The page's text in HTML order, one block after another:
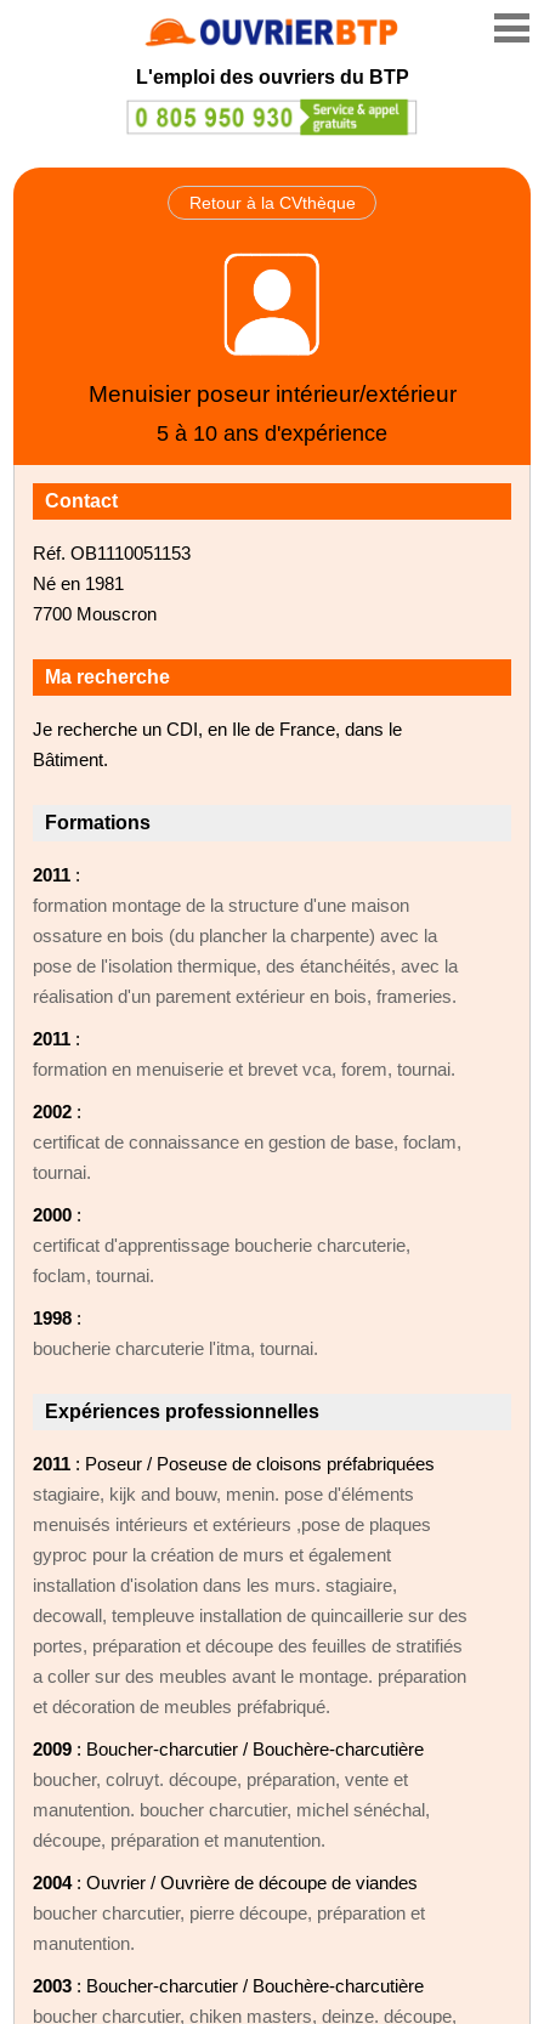
L'emploi des ouvriers du BTP
Retour à la CVthèque
Menuisier poseur intérieur/extérieur
5 à 10 ans d'expérience
Contact
Réf. OB1110051153
Né en 1981
7700 Mouscron
Ma recherche
Je recherche un CDI, en Ile de France, dans le
Bâtiment.
Formations
2011 :
formation montage de la structure d'une maison
ossature en bois (du plancher la charpente) avec la
pose de l'isolation thermique, des étanchéités, avec la
réalisation d'un parement extérieur en bois, frameries.
2011 :
formation en menuiserie et brevet vca, forem, tournai.
2002 :
certificat de connaissance en gestion de base, foclam,
tournai.
2000 :
certificat d'apprentissage boucherie charcuterie,
foclam, tournai.
1998 :
boucherie charcuterie l'itma, tournai.
Expériences professionnelles
2011 : Poseur / Poseuse de cloisons préfabriquées
stagiaire, kijk and bouw, menin. pose d'éléments
menuisés intérieurs et extérieurs ,pose de plaques
gyproc pour la création de murs et également
installation d'isolation dans les murs. stagiaire,
decowall, templeuve installation de quincaillerie sur des
portes, préparation et découpe des feuilles de stratifiés
a coller sur des meubles avant le montage. préparation
et décoration de meubles préfabriqué.
2009 : Boucher-charcutier / Bouchère-charcutière
boucher, colruyt. découpe, préparation, vente et
manutention. boucher charcutier, michel sénéchal,
découpe, préparation et manutention.
2004: Ouvrier / Ouvrière de découpe de viandes
boucher charcutier, pierre découpe, préparation et
manutention.
2003 : Boucher-charcutier / Bouchère-charcutière
boucher charcutier, chiken masters, deinze. découpe,